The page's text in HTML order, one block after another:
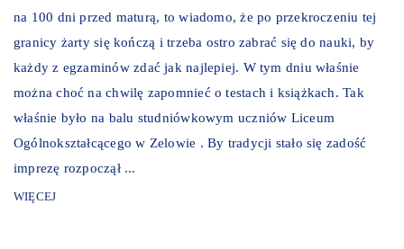
na 100 dni przed maturą, to wiadomo, że po przekroczeniu tej
granicy żarty się kończą i trzeba ostro zabrać się do nauki, by
każdy z egzaminów zdać jak najlepiej. W tym dniu właśnie
można choć na chwilę zapomnieć o testach i książkach. Tak
właśnie było na balu studniówkowym uczniów Liceum
Ogólnokształcącego w Zelowie . By tradycji stało się zadość
imprezę rozpoczął ...
WIĘCEJ